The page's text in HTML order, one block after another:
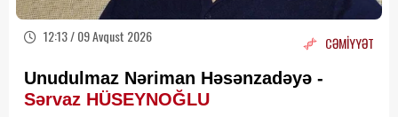
12:13 / 09 Avqust 2026 CƏMİYYƏT
Unudulmaz Nəriman Həsənzadəyə -
Sərvaz HÜSEYNOĞLU